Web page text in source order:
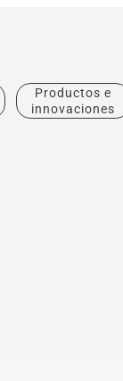
Productos e
innovaciones